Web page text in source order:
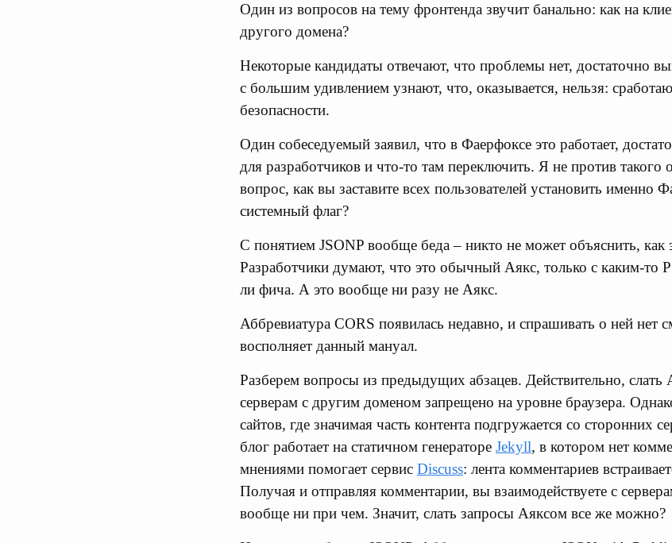
Один из вопросов на тему фронтенда звучит банально: как на
другого домена?
Некоторые кандидаты отвечают, что проблемы нет, достаточно
с большим удивлением узнают, что, оказывается, нельзя:
безопасности.
Один собеседуемый заявил, что в Фаерфоксе это работает,
для разработчиков и что-то там переключить. Я не против
вопрос, как вы заставите всех пользователей установить именно
системный флаг?
С понятием JSONP вообще беда – никто не может объяснить, как
Разработчики думают, что это обычный Аякс, только с каким-то P
ли фича. А это вообще ни разу не Аякс.
Аббревиатура CORS появилась недавно, и спрашивать о ней нет
восполняет данный мануал.
Разберем вопросы из предыдущих абзацев. Действительно, слать
серверам с другим доменом запрещено на уровне браузера.
сайтов, где значимая часть контента подгружается со сторонних
блог работает на статичном генераторе Jekyll, в котором нет
мнениями помогает сервис Discuss: лента комментариев
Получая и отправляя комментарии, вы взаимодействуете с
вообще ни при чем. Значит, слать запросы Аяксом все же можно?